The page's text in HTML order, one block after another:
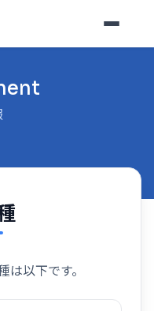
以下です。